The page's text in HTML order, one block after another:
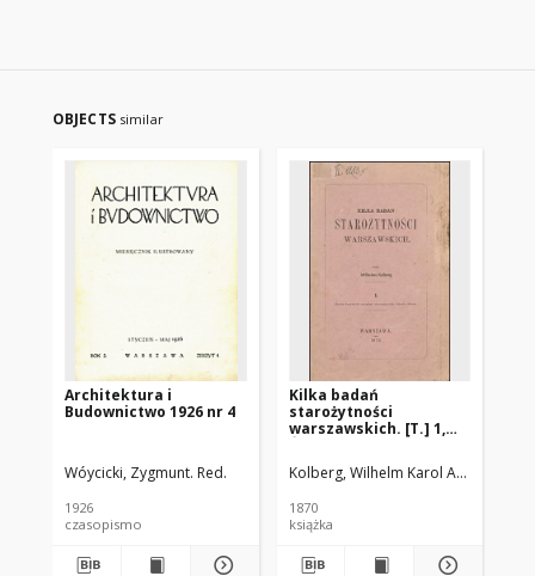
OBJECTS similar
Architektura i
Budownictwo 1926 nr 4
Wóycicki, Zygmunt. Red.
1926
czasopismo
Kilka badań
starożytności
warszawskich. [T.] 1,
otaczających miasto
Starą Warszawę
(z planem)
Kolberg, Wilhelm Karol Adolf (1807-
1870
książka